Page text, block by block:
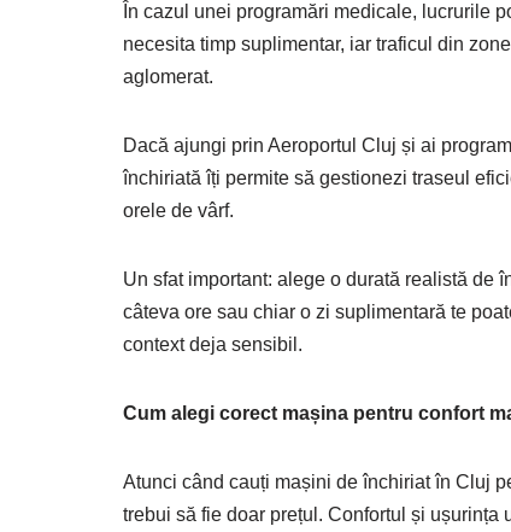
În cazul unei programări medicale, lucrurile
necesita timp suplimentar, iar traficul din
aglomerat.
Dacă ajungi prin Aeroportul Cluj și ai
închiriată îți permite să gestionezi traseul
orele de vârf.
Un sfat important: alege o durată realistă de
câteva ore sau chiar o zi suplimentară te
context deja sensibil.
Cum alegi corect mașina pentru confort
Atunci când cauți mașini de închiriat în Cluj
trebui să fie doar prețul. Confortul și ușurința